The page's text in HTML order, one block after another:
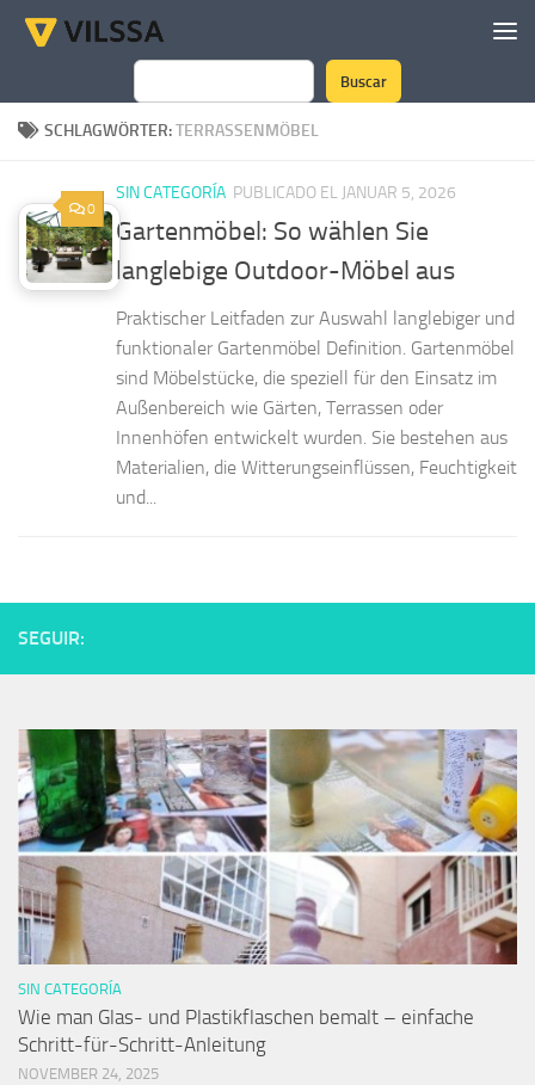
Zum Inhalt springen
Suchen
Buscar
SCHLAGWÖRTER:TERRASSENMÖBEL
0
SIN CATEGORÍA PUBLICADO EL JANUAR 5, 2026
Gartenmöbel: So wählen Sie
langlebige Outdoor-Möbel aus
Praktischer Leitfaden zur Auswahl langlebiger und
funktionaler Gartenmöbel Definition. Gartenmöbel
sind Möbelstücke, die speziell für den Einsatz im
Außenbereich wie Gärten, Terrassen oder
Innenhöfen entwickelt wurden. Sie bestehen aus
Materialien, die Witterungseinflüssen, Feuchtigkeit
und...
SEGUIR:
SIN CATEGORÍA
Wie man Glas- und Plastikflaschen bemalt – einfache
Schritt-für-Schritt-Anleitung
NOVEMBER 24, 2025